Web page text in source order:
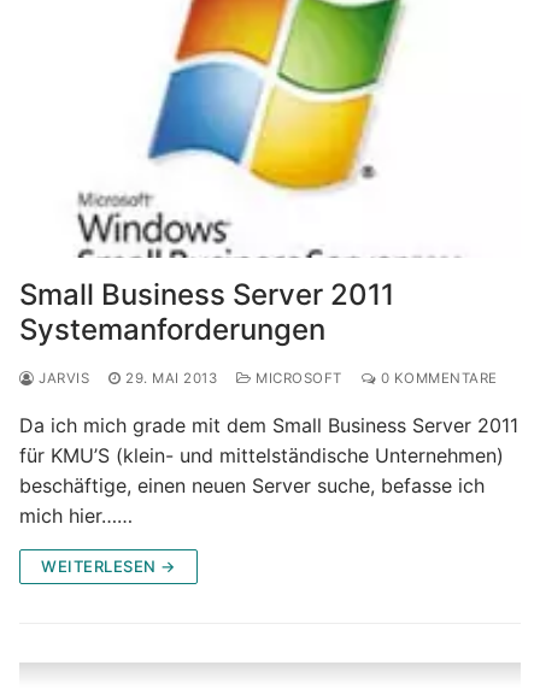
Small Business Server 2011
Systemanforderungen
JARVIS 29. MAI 2013 MICROSOFT 0 KOMMENTARE
Da ich mich grade mit dem Small Business Server 2011
für KMU’S (klein- und mittelständische Unternehmen)
beschäftige, einen neuen Server suche, befasse ich
mich hier……
WEITERLESEN →